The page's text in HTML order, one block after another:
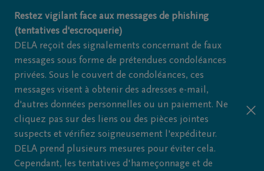
Restez vigilant face aux messages de phishing
(tentatives d'escroquerie)
DELA reçoit des signalements concernant de faux
messages sous forme de prétendues condoléances
privées. Sous le couvert de condoléances, ces
messages visent à obtenir des adresses e-mail,
d'autres données personnelles ou un paiement. Ne
cliquez pas sur des liens ou des pièces jointes
suspects et vérifiez soigneusement l'expéditeur.
DELA prend plusieurs mesures pour éviter cela.
Cependant, les tentatives d'hameçonnage et de